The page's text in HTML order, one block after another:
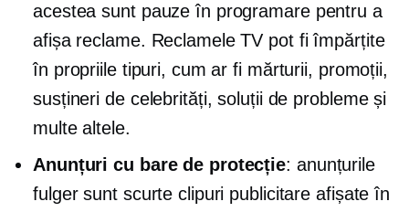
acestea sunt pauze în programare pentru a
afișa reclame. Reclamele TV pot fi împărțite
în propriile tipuri, cum ar fi mărturii, promoții,
susțineri de celebrități, soluții de probleme și
multe altele.
Anunțuri cu bare de protecție: anunțurile
fulger sunt scurte clipuri publicitare afișate în